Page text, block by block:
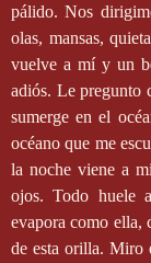
pálido. Nos
olas, mansas,
vuelve a mí y un
adiós. Le pregunto
sumerge en el
océano que me
la noche viene a
ojos. Todo huele
evapora como ella,
de esta orilla. Miro